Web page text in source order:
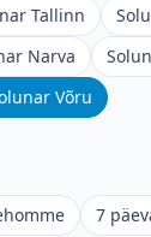
Tallinn
Narva
Võru
7